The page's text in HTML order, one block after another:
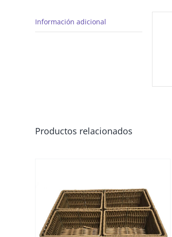
Información adicional
Productos relacionados